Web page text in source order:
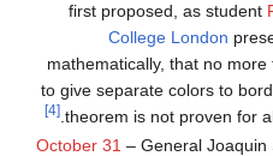
first proposed, as student
College London
mathematically, that no
to give separate colors to
theorem is not proven for
[4]
October 31 – General Joaquin